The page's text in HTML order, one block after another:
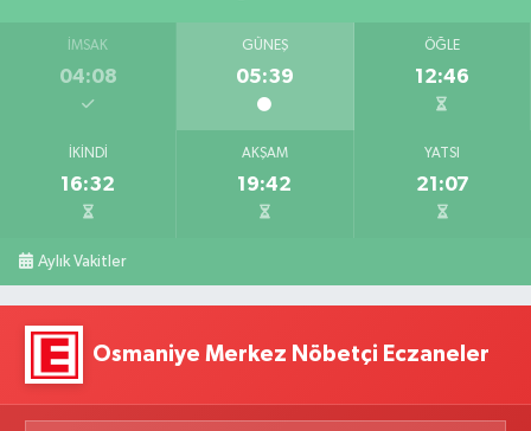
İMSAK
04:08
GÜNEŞ
05:39
ÖĞLE
12:46
İKINDI
16:32
AKŞAM
19:42
YATSI
21:07
Aylık Vakitler
Osmaniye Merkez Nöbetçi Eczaneler